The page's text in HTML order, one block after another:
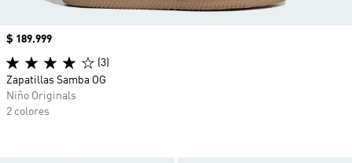
Precio
$ 189.999
(3)
Zapatillas Samba OG
Niño Originals
2 colores